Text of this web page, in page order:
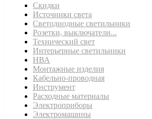
Скидки
Источники света
Светодиодные светильники
Розетки, выключатели...
Технический свет
Интерьерные светильники
НВА
Монтажные изделия
Кабельно-проводная
Инструмент
Расходные материалы
Электроприборы
Электромашины